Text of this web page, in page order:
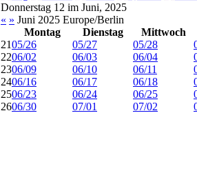
Donnerstag 12 im Juni, 2025
« » Juni 2025 Europe/Berlin
Montag
Dienstag Mittwoch
2105/26 05/27 05/28
2206/02 06/03 06/04
2306/09 06/10 06/11
2406/16 06/17 06/18
2506/23 06/24 06/25
2606/30 07/01 07/02